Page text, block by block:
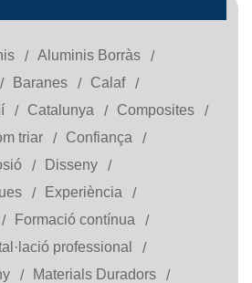
Aluminis Borràs
Baranes
Calaf
Catalunya
Composites
triar
Confiança
Disseny
Experiència
Formació contínua
professional
Materials Duradors